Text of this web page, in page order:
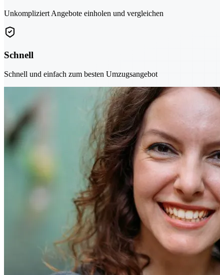
Unkompliziert Angebote einholen und vergleichen
Schnell
Schnell und einfach zum besten Umzugsangebot